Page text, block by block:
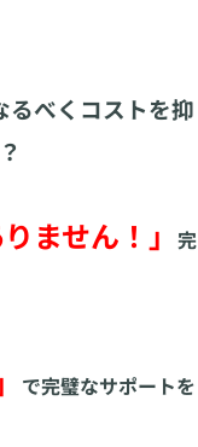
るべくコストを抑
ません！」
完
で完璧なサポートを